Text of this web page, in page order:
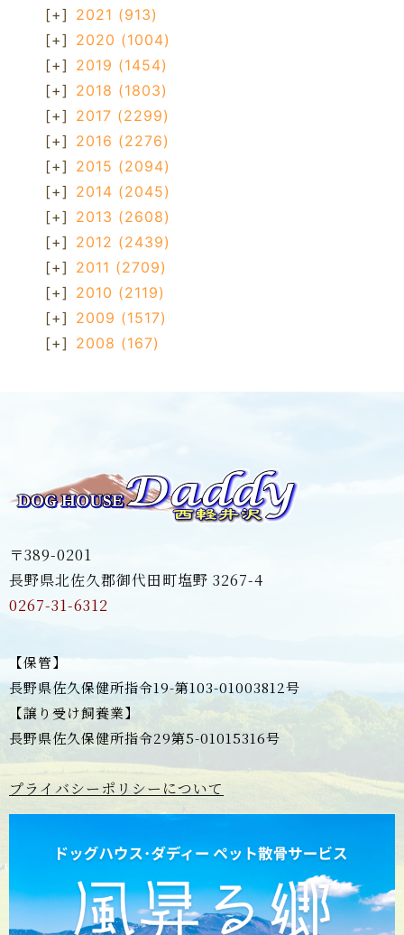
[+] 2021 (913)
[+] 2020 (1004)
[+] 2019 (1454)
[+] 2018 (1803)
[+] 2017 (2299)
[+] 2016 (2276)
[+] 2015 (2094)
[+] 2014 (2045)
[+] 2013 (2608)
[+] 2012 (2439)
[+] 2011 (2709)
[+] 2010 (2119)
[+] 2009 (1517)
[+] 2008 (167)
〒389-0201
長野県北佐久郡御代田町塩野 3267-4
0267-31-6312
【保管】
長野県佐久保健所指令19-第103-01003812号
【譲り受け飼養業】
長野県佐久保健所指令29第5-01015316号
プライバシーポリシーについて